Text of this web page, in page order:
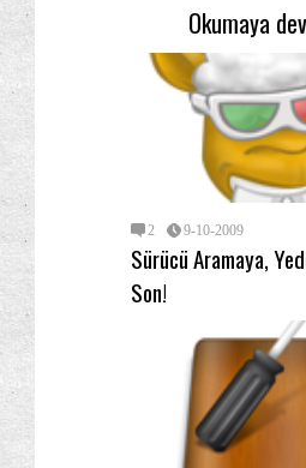
Okumaya
2 9-10-2009
Sürücü Aramaya,
Son!